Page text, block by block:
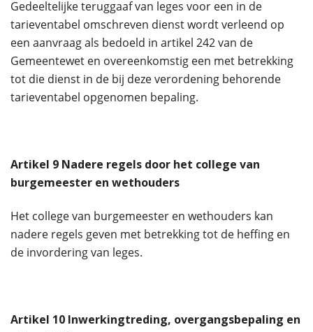
Gedeeltelijke teruggaaf van leges voor een in de
tarieventabel omschreven dienst wordt verleend op
een aanvraag als bedoeld in artikel 242 van de
Gemeentewet en overeenkomstig een met betrekking
tot die dienst in de bij deze verordening behorende
tarieventabel opgenomen bepaling.
Artikel 9 Nadere regels door het college van
burgemeester en wethouders
Het college van burgemeester en wethouders kan
nadere regels geven met betrekking tot de heffing en
de invordering van leges.
Artikel 10 Inwerkingtreding, overgangsbepaling en